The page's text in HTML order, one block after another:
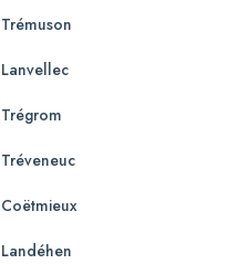
Trémuson
Lanvellec
Trégrom
Tréveneuc
Coëtmieux
Landéhen